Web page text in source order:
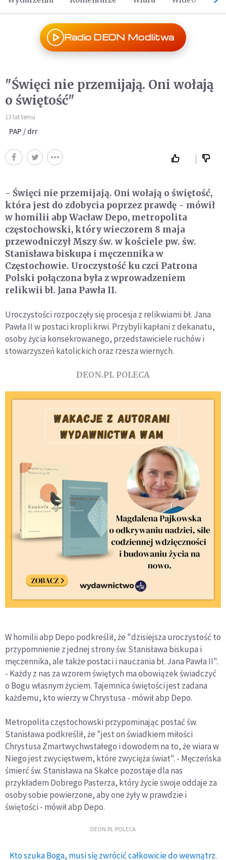
Radio DEON Modlitwa
"Święci nie przemijają. Oni wołają
o świętość"
13 lat temu
PAP / drr
- Święci nie przemijają. Oni wołają o świętość,
która jest do zdobycia poprzez prawdę - mówił
w homilii abp Wacław Depo, metropolita
częstochowski, który wieczorem 8 maja
przewodniczył Mszy św. w kościele pw. św.
Stanisława biskupa i męczennika w
Częstochowie. Uroczystość ku czci Patrona
Polski połączona była z wprowadzeniem
relikwii bł. Jana Pawła II.
Uroczystości rozpoczęły się procesja z relikwiami bł. Jana
Pawła II w postaci kropli krwi. Przybyli kapłani z dekanatu,
osoby życia konsekrowanego, przedstawiciele ruchów i
stowarzyszeń katolickich oraz rzesza wiernych.
DEON.PL POLECA
W homilii abp Depo podkreślił, że "dzisiejsza uroczystość to
przypomnienie z jednej strony św. Stanisława biskupa i
męczennika, ale także postaci i nauczania bł. Jana Pawła II".
- Każdy z nas za wzorem świętych ma obowiązek świadczyć
o Bogu własnym życiem. Tajemnica świętości jest zadana
każdemu, kto wierzy w Chrystusa - mówił abp Depo.
Metropolita częstochowski przypominając postać św.
Stanisława podkreślił, że "jest on świadkiem miłości
Chrystusa Zmartwychwstałego i dowodem na to, że wiara w
Niego jest zwycięstwem, które zwycięża świat". - Męczeńska
śmierć św. Stanisława na Skałce pozostaje dla nas
przykładem Dobrego Pasterza, który życie swoje oddaje za
osoby sobie powierzone, aby one żyły w prawdzie i
świętości - mówił abp Depo.
DEON.PL POLECA
Kto szuka Boga, musi się zwrócić całkowicie do wewnątrz.